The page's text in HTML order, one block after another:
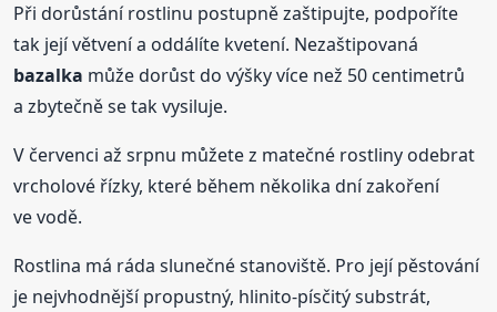
Při dorůstání rostlinu postupně zaštipujte, podpoříte
tak její větvení a oddálíte kvetení. Nezaštipovaná
bazalka může dorůst do výšky více než 50 centimetrů
a zbytečně se tak vysiluje.
V červenci až srpnu můžete z matečné rostliny odebrat
vrcholové řízky, které během několika dní zakoření
ve vodě.
Rostlina má ráda slunečné stanoviště. Pro její pěstování
je nejvhodnější propustný, hlinito-písčitý substrát,